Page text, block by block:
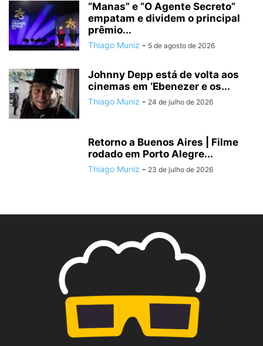
“Manas” e “O Agente Secreto”
empatam e dividem o principal
prêmio...
Thiago Muniz - 5 de agosto de 2026
Johnny Depp está de volta aos
cinemas em ‘Ebenezer e os...
Thiago Muniz - 24 de julho de 2026
Retorno a Buenos Aires | Filme
rodado em Porto Alegre...
Thiago Muniz - 23 de julho de 2026